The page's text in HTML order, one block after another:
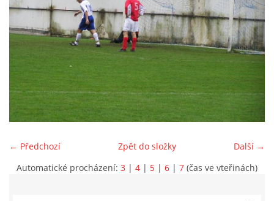
STARŠÍ DOROST
STARŠÍ ŽÁCI
MLADŠÍ ŽÁCI
STARŠÍ PŘÍPRAVKA R 2012 + 2013
← Předchozí Další →
Zpět do složky
Automatické procházení: 3 | 4 | 5 | 6 | 7 (čas ve vteřinách)